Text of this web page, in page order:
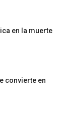
en la muerte
convierte en